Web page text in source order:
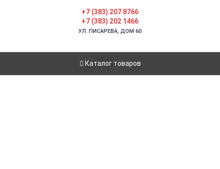
+7 (383) 207 8766
+7 (383) 202 1466
УЛ. ПИСАРЕВА, ДОМ 60
Каталог товаров